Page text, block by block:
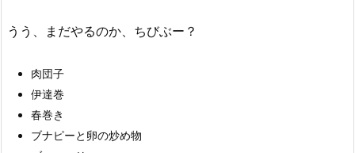
うう、まだやるのか、ちびぶー？
肉団子
伊達巻
春巻き
ブナピーと卵の炒め物